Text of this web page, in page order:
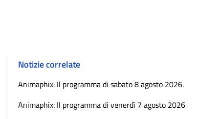
Notizie correlate
Animaphix: Il programma di sabato 8 agosto 2026.
Animaphix: Il programma di venerdì 7 agosto 2026